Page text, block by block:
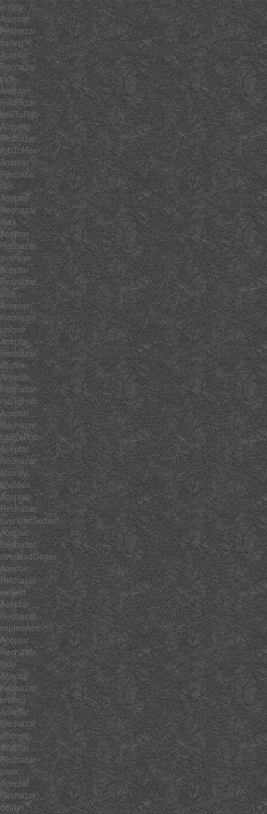
empty
Aceptar
Rechazar
flatten
Aceptar
Rechazar
pick
Aceptar
Rechazar
hexToRgb
Aceptar
Rechazar
rgbToHex
Aceptar
Rechazar
min
Aceptar
Rechazar
max
Aceptar
Rechazar
average
Aceptar
Rechazar
sum
Aceptar
Rechazar
unique
Aceptar
Rechazar
shuffle
Aceptar
Rechazar
rgbToHsb
Aceptar
Rechazar
hsbToRgb
Aceptar
Rechazar
$family
$hidden
Aceptar
Rechazar
overloadSetter
Aceptar
Rechazar
overloadGetter
Aceptar
Rechazar
extend
Aceptar
Rechazar
implement
Aceptar
Rechazar
hide
Aceptar
Rechazar
protect
Aceptar
Rechazar
attempt
Aceptar
Rechazar
pass
Aceptar
Rechazar
delay